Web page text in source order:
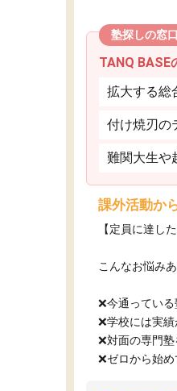
塾探しの窓
TANQ BASE
拡大する総
付け焼刃の
難関大生や
課外活動か
【定員に達し
こんなお悩み
❌今通ってい
❌学校には実
❌対面の専門
❌ゼロから始